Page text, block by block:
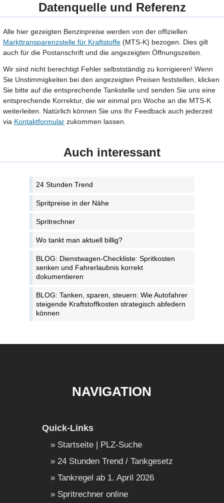
Datenquelle und Referenz
Alle hier gezeigten Benzinpreise werden von der offiziellen
Markttransparenzstelle für Kraftstoffe (MTS-K) bezogen. Dies gilt
auch für die Postanschrift und die angezeigten Öffnungszeiten.
Wir sind nicht berechtigt Fehler selbstständig zu korrigieren! Wenn
Sie Unstimmigkeiten bei den angezeigten Preisen feststellen, klicken
Sie bitte auf die entsprechende Tankstelle und senden Sie uns eine
entsprechende Korrektur, die wir einmal pro Woche an die MTS-K
weiterleiten. Natürlich können Sie uns Ihr Feedback auch jederzeit
via Kontaktformular zukommen lassen.
Auch interessant
24 Stunden Trend
Spritpreise in der Nähe
Spritrechner
Wo tankt man aktuell billig?
BLOG: Dienstwagen-Checkliste: Spritkosten
senken und Fahrerlaubnis korrekt
dokumentieren
BLOG: Tanken, sparen, steuern: Wie Autofahrer
steigende Kraftstoffkosten strategisch abfedern
können
NAVIGATION
Quick-Links
Startseite | PLZ-Suche
24 Stunden Trend / Tankgesetz
Tankregel ab 1. April 2026
Spritrechner online